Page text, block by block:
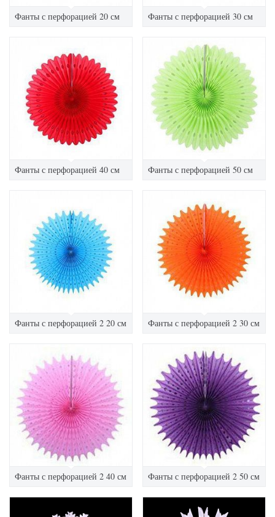
Фанты с перфорацией 20 см Фанты с перфорацией 30 см
Фанты с перфорацией 40 см Фанты с перфорацией 50 см
Фанты с перфорацией 2 20 см Фанты с перфорацией 2 30 см
Фанты с перфорацией 2 40 см Фанты с перфорацией 2 50 см